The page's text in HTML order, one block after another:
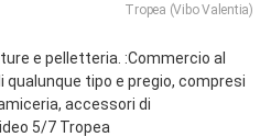
Tropea (Vibo Valentia)
e pelletteria. :Commercio al
tipo e pregio, compresi
accessori di
5/7 Tropea